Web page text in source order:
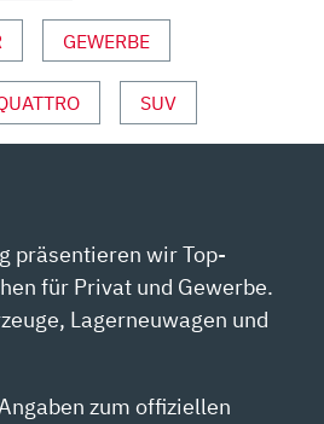
GEWERBE
SUV
präsentieren wir Top-
für Privat und Gewerbe.
Lagerneuwagen und
zum offiziellen